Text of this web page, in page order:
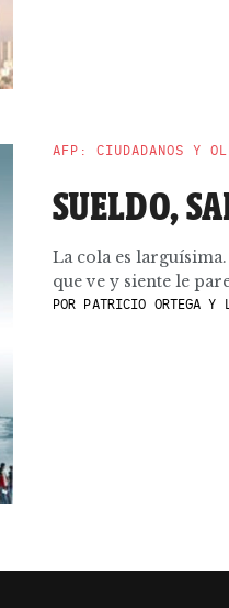
AFP: CIUDADANOS Y
SUELDO,
La cola es
que ve y siente le
POR PATRICIO ORTEGA Y